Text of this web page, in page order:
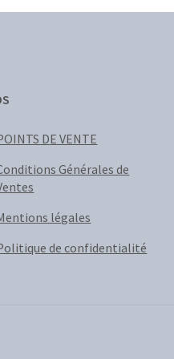
DE VENTE
Générales de
légales
de confidentialité